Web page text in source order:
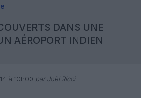
DANS UNE
AÉROPORT INDIEN
à 10h00 par Joël Ricci